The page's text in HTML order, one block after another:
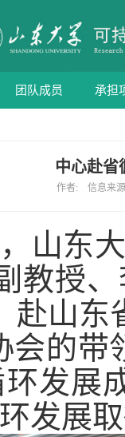
团队成员 承担
中心赴省
作者: 信息来
，山东
教授
赴山
会的带
发展
发展